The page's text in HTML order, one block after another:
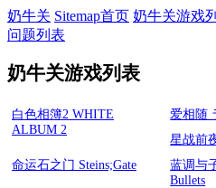
奶牛关 Sitemap首页 奶牛关游戏
问题列表
奶牛关游戏列表
白色相簿2 WHITE
ALBUM 2
爱相随
星战前
命运石之门 Steins;Gate
蓝调与
Bullets